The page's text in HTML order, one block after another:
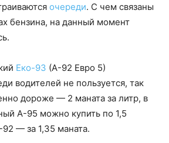
очереди. С чем связаны
бензина, на данный момент
Еко-93 (А-92 Евро 5)
водителей не пользуется, так
дороже — 2 маната за литр, в
А-95 можно купить по 1,5
92 — за 1,35 маната.